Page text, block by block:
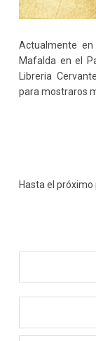
Actualmente
Mafalda en el
Libreria
para mostraros
Hasta el próximo